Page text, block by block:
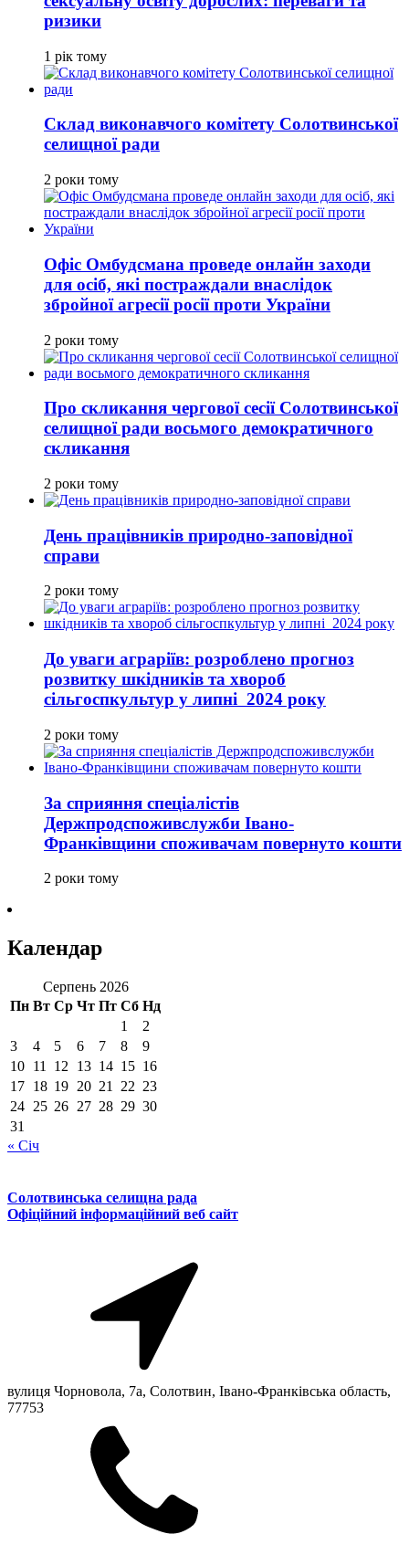
ризики
1 рік тому
Склад виконавчого комітету Солотвинської
селищної ради
2 роки тому
Офіс Омбудсмана проведе онлайн заходи
для осіб, які постраждали внаслідок
збройної агресії росії проти України
2 роки тому
Про скликання чергової сесії Солотвинської
селищної ради восьмого демократичного
скликання
2 роки тому
День працівників природно-заповідної
справи
2 роки тому
До уваги аграріїв: розроблено прогноз
розвитку шкідників та хвороб
сільгоспкультур у липні 2024 року
2 роки тому
За сприяння спеціалістів
Держпродспоживслужби Івано-
Франківщини споживачам повернуто кошти
2 роки тому
Календар
Серпень 2026
Пн Вт Ср Чт Пт Сб Нд
1
2
3
4 5 6 7 8
9
10 11 12 13 14 15 16
17 18 19 20 21 22 23
24 25 26 27 28 29 30
31
« Січ
Солотвинська селищна рада
Офіційний інформаційний веб сайт
вулиця Чорновола, 7a, Солотвин, Івано-Франківська область,
77753